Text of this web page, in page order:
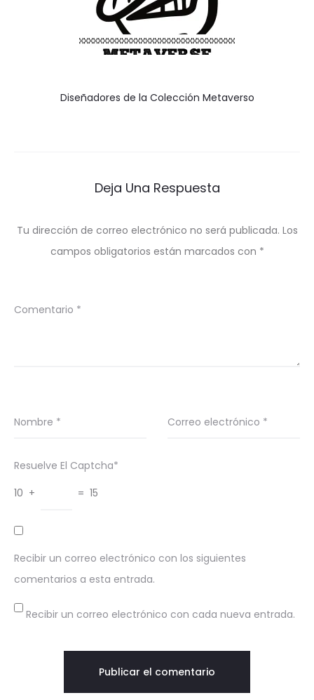
Diseñadores de la Colección Metaverso
Deja Una Respuesta
Tu dirección de correo electrónico no será publicada. Los
campos obligatorios están marcados con *
Comentario *
Nombre * Correo electrónico *
Resuelve El Captcha*
10 +
= 15
Recibir un correo electrónico con los siguientes
comentarios a esta entrada.
Recibir un correo electrónico con cada nueva entrada.